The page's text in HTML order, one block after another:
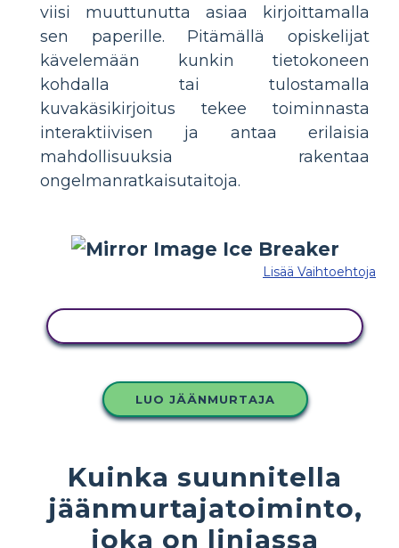
viisi muuttunutta asiaa kirjoittamalla
sen paperille. Pitämällä opiskelijat
kävelemään kunkin tietokoneen
kohdalla tai tulostamalla
kuvakäsikirjoitus tekee toiminnasta
interaktiivisen ja antaa erilaisia
mahdollisuuksia rakentaa
ongelmanratkaisutaitoja.
Lisää Vaihtoehtoja
LUO JÄÄNMURTAJA
Kuinka suunnitella
jäänmurtajatoiminto,
joka on linjassa